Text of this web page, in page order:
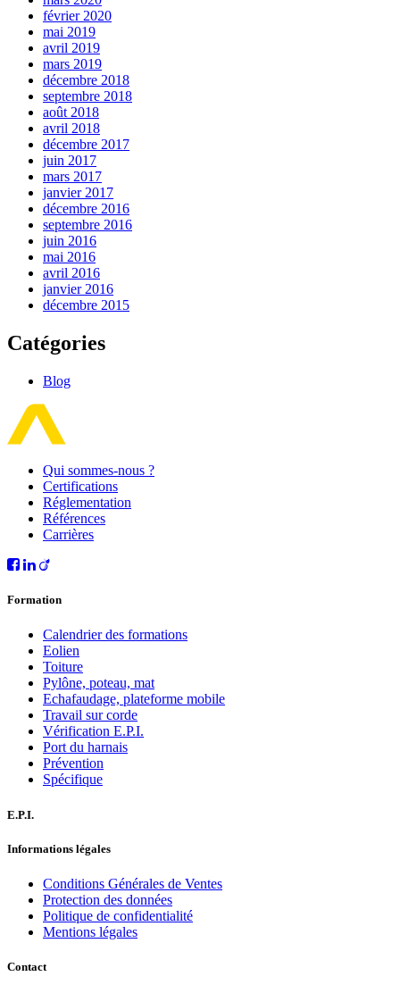
février 2020
mai 2019
avril 2019
mars 2019
décembre 2018
septembre 2018
août 2018
avril 2018
décembre 2017
juin 2017
mars 2017
janvier 2017
décembre 2016
septembre 2016
juin 2016
mai 2016
avril 2016
janvier 2016
décembre 2015
Catégories
Blog
Qui sommes-nous ?
Certifications
Réglementation
Références
Carrières
Formation
Calendrier des formations
Eolien
Toiture
Pylône, poteau, mat
Echafaudage, plateforme mobile
Travail sur corde
Vérification E.P.I.
Port du harnais
Prévention
Spécifique
E.P.I.
Informations légales
Conditions Générales de Ventes
Protection des données
Politique de confidentialité
Mentions légales
Contact